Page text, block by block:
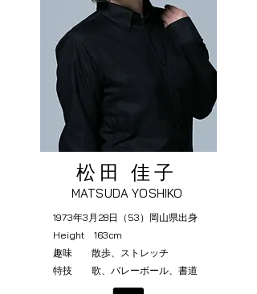
​松田 佳子
MATSUDA YOSHIKO
1973年3月28日（53）岡山県出身
Height 163cm
趣味 散歩、ストレッチ
特技 歌、バレーボール、書道